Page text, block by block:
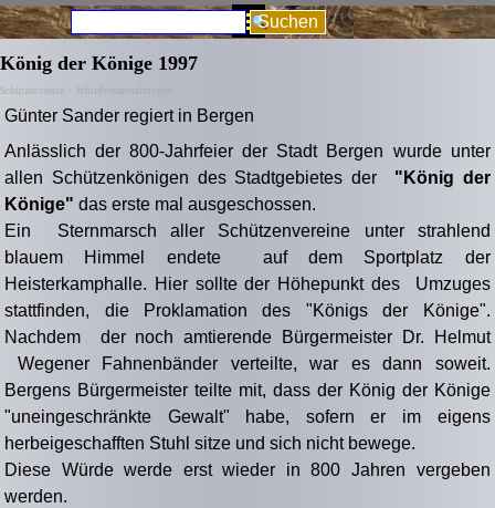
Direkt zum SeiteninhaltMenü überspringen
Suchen
König der Könige 1997
Schützenverein > Schießveranstaltungen
Günter Sander regiert in Bergen
Anlässlich der 800-Jahrfeier der Stadt Bergen wurde unter
allen Schützenkönigen des Stadtgebietes der "König der
Könige" das erste mal ausgeschossen.
Ein Sternmarsch aller Schützenvereine unter strahlend
blauem Himmel endete auf dem Sportplatz der
Heisterkamphalle. Hier sollte der Höhepunkt des Umzuges
stattfinden, die Proklamation des "Königs der Könige".
Nachdem der noch amtierende Bürgermeister Dr. Helmut
Wegener Fahnenbänder verteilte, war es dann soweit.
Bergens Bürgermeister teilte mit, dass der König der Könige
"uneingeschränkte Gewalt" habe, sofern er im eigens
herbeigeschafften Stuhl sitze und sich nicht bewege.
Diese Würde werde erst wieder in 800 Jahren vergeben
werden.